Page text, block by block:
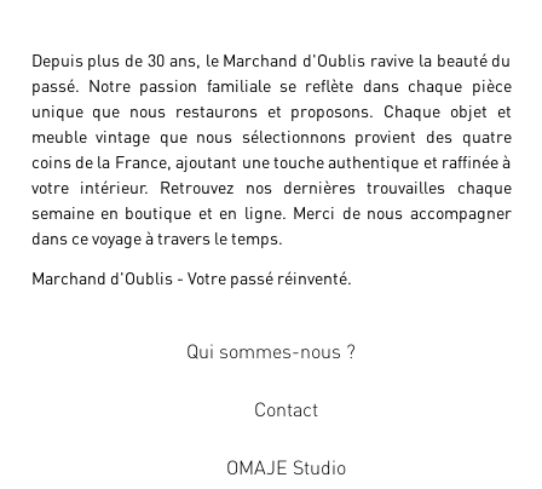
Depuis plus de 30 ans, le Marchand d'Oublis ravive la beauté du
passé. Notre passion familiale se reflète dans chaque pièce
unique que nous restaurons et proposons. Chaque objet et
meuble vintage que nous sélectionnons provient des quatre
coins de la France, ajoutant une touche authentique et raffinée à
votre intérieur. Retrouvez nos dernières trouvailles chaque
semaine en boutique et en ligne. Merci de nous accompagner
dans ce voyage à travers le temps.
Marchand d'Oublis - Votre passé réinventé.
Qui sommes-nous ?
Contact
OMAJE Studio